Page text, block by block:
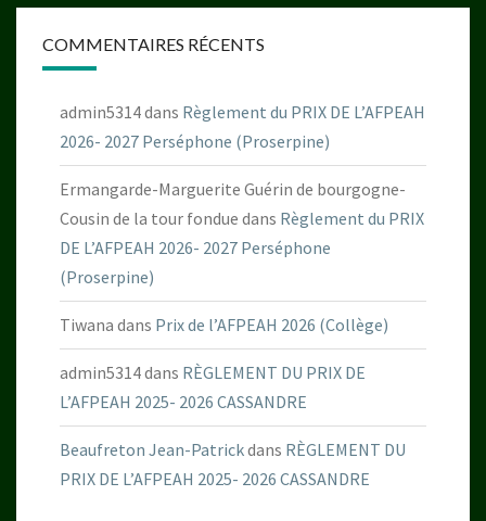
COMMENTAIRES RÉCENTS
admin5314dans Règlement du PRIX DE L’AFPEAH
2026- 2027 Perséphone (Proserpine)
Ermangarde-Marguerite Guérin de bourgogne-
Cousin de la tour fondue dans Règlement du PRIX
DE L’AFPEAH 2026- 2027 Perséphone
(Proserpine)
Tiwana dans Prix de l’AFPEAH 2026 (Collège)
admin5314dans RÈGLEMENT DU PRIX DE
L’AFPEAH 2025- 2026 CASSANDRE
Beaufreton Jean-Patrickdans RÈGLEMENT DU
PRIX DE L’AFPEAH 2025- 2026 CASSANDRE